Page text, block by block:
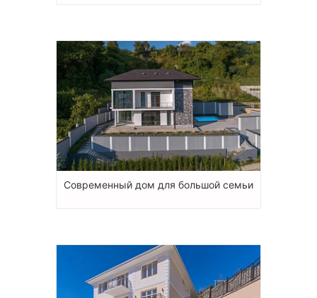
Современный дом для большой семьи